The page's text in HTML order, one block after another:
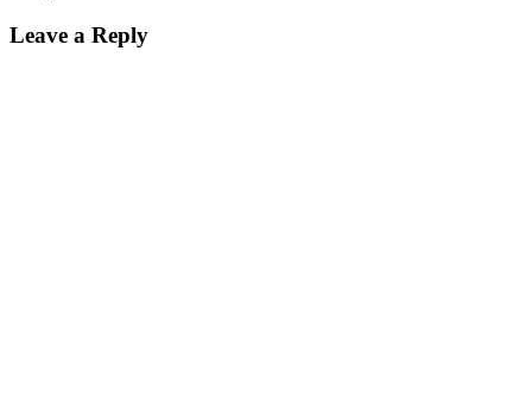
Leave a Reply